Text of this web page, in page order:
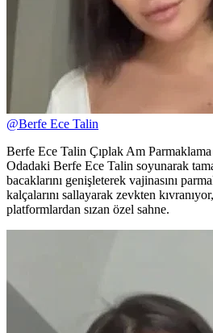
@Berfe Ece Talin
Berfe Ece Talin Çıplak Am
Odadaki Berfe Ece Talin soyunarak
bacaklarını genişleterek vajinasını
kalçalarını sallayarak zevkten
platformlardan sızan özel sahne.